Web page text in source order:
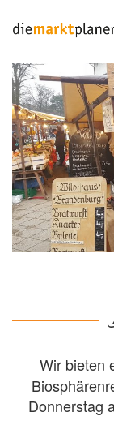
Wir bieten
Donnerstag